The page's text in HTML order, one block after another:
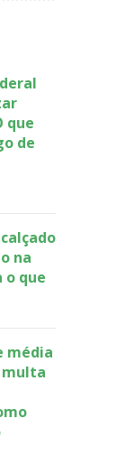
que
de
na
o que
média
multa